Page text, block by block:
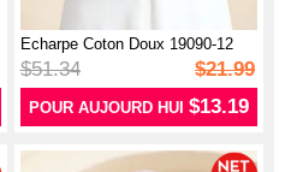
Echarpe Coton Doux 19090-12
Vison B...
$51.34 $21.99
POUR AUJOURD HUI $13.19